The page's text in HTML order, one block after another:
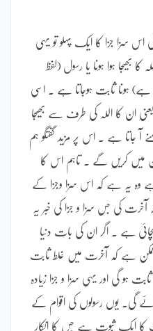
سزا جزا کا ایک پہلو تو یہی
ہوا ہونا یا رسول (لفظ
ہے) ہونا ثابت ہوجاتا ہے ۔ اسی
ان کا اللہ کی طرف سے بھیجا
آ جاتا ہے ۔ اس پر مزید گفتگو ہم
کریں گے ۔ تاہم اس کا
ہے وہ یہ ہے کہ اس سزا وجزا کے
آخرت کی جس سزا و جزا کی خبر یہ
ہے ۔ اگر ان کی بات دنیا
ہے کہ آخرت میں غلط ثابت
ہو گی اور یہی سزا و جزا زیادہ
گی۔ یوں رسولوں کی اقوام کے
کا ایک ثبوت ہے جس کا انکار